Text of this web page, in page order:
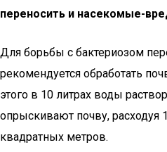
переносить и насекомые-
Для борьбы с бактериозом
рекомендуется обработать
этого в 10 литрах воды
опрыскивают почву, расходуя
квадратных метров.